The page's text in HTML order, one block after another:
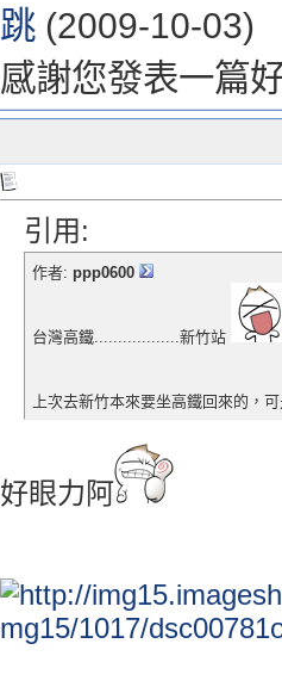
跳(2009-10-03)
感謝您發表一篇
引用:
作者: ppp0600
台灣高鐵..................新竹站
上次去新竹本來要坐高鐵回來的，
好眼力阿